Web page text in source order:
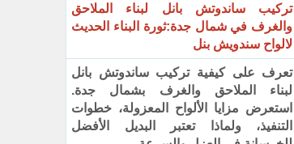
تركيب ساندوتش بانل لبناء الملاحق
والغرف في شمال جدة:ثورة البناء الحديث
لالواح سندويش بنل
تعرف على كيفية تركيب ساندوتش بانل
لبناء الملاحق والغرف بشمال جدة.
استعرض مزايا الألواح المعزولة، خطوات
التنفيذ، ولماذا تعتبر البديل الأفضل